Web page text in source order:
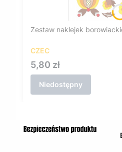
Zestaw naklejek
CZEC
Cena
5,80 zł
Niedostępny